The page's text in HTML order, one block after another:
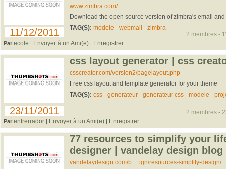
11/12/2011
www.zimbra.com/
Download the open source version of zimbra's email
TAG(S): modele - webmail - zimbra -
Par ecole | Envoyer à un Ami(e) | Enregistrer
2 membres-
23/11/2011
css layout generator | css
csscreator.com/version2/pagelayout.php
Free css layout and template generator for your theme
TAG(S): css - generateur- generateur css- modele -
Par entrerrador | Envoyer à un Ami(e) | Enregistrer
2 membres-
77 resources to simplify your
designer | vandelay design blog
vandelaydesign.com/b.....ign/resources-simplify-design/